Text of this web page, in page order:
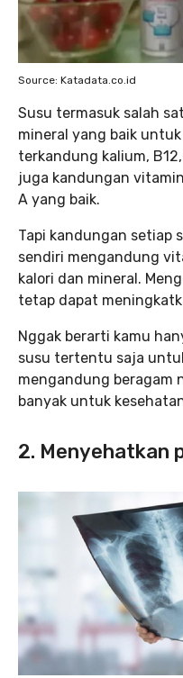
Source: Katadata.co.id
Susu termasuk salah
mineral yang baik
terkandung kalium,
juga kandungan
A yang baik.
Tapi kandungan setiap
sendiri mengandung
kalori dan mineral.
tetap dapat
Nggak berarti kamu
susu tertentu saja
mengandung beragam
banyak untuk
2. Menyehatkan